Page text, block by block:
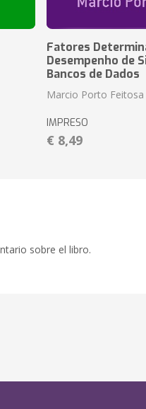
Fatores
Desempenho de
Bancos de Dados
Marcio Porto Feitosa
IMPRESO
€ 8,49
sobre el libro.